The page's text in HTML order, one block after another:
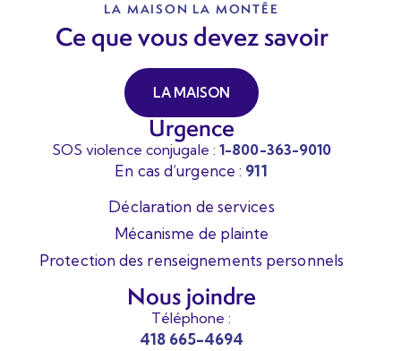
LA MAISON LA MONTÉE
Ce que vous devez savoir
LA MAISON
Urgence
SOS violence conjugale :1-800-363-9010
En cas d’urgence : 911
Déclaration de services
Mécanisme de plainte
Protection des renseignements personnels
Nous joindre
Téléphone :
418 665-4694